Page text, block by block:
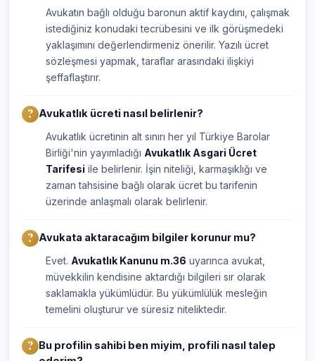
Avukatın bağlı olduğu baronun aktif kaydını, çalışmak
istediğiniz konudaki tecrübesini ve ilk görüşmedeki
yaklaşımını değerlendirmeniz önerilir. Yazılı ücret
sözleşmesi yapmak, taraflar arasındaki ilişkiyi
şeffaflaştırır.
Avukatlık ücreti nasıl belirlenir?
Avukatlık ücretinin alt sınırı her yıl Türkiye Barolar
Birliği'nin yayımladığı Avukatlık Asgari Ücret
Tarifesi ile belirlenir. İşin niteliği, karmaşıklığı ve
zaman tahsisine bağlı olarak ücret bu tarifenin
üzerinde anlaşmalı olarak belirlenir.
Avukata aktaracağım bilgiler korunur mu?
Evet. Avukatlık Kanunu m.36 uyarınca avukat,
müvekkilin kendisine aktardığı bilgileri sır olarak
saklamakla yükümlüdür. Bu yükümlülük mesleğin
temelini oluşturur ve süresiz niteliktedir.
Bu profilin sahibi ben miyim, profili nasıl talep